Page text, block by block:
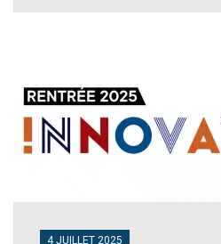
4 JUILLET 2025